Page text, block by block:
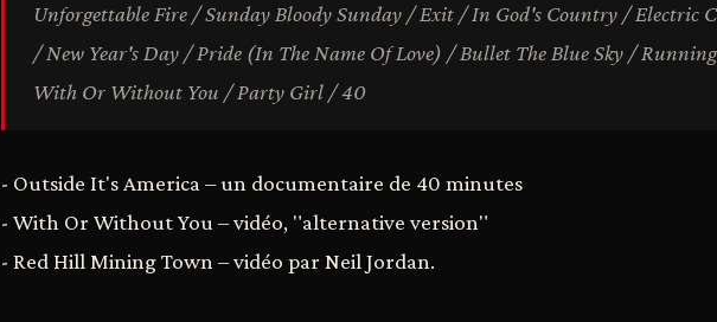
Unforgettable Fire / Sunday Bloody Sunday / Exit / In God's Country / Electric
/ New Year's Day / Pride (In The Name Of Love) / Bullet The Blue Sky /
With Or Without You / Party Girl / 40
- Outside It's America – un documentaire de 40 minutes
- With Or Without You – vidéo, "alternative version"
- Red Hill Mining Town – vidéo par Neil Jordan.